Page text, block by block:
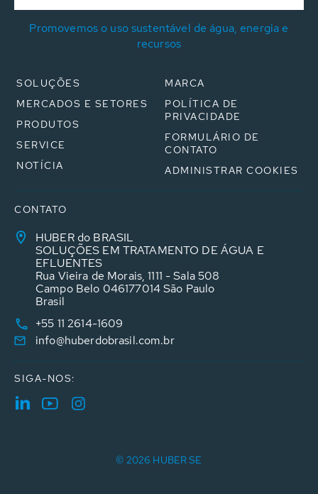
Promovemos o uso sustentável de água, energia e
recursos
SOLUÇÕES
MERCADOS E SETORES
PRODUTOS
SERVICE
NOTÍCIA
MARCA
POLÍTICA DE
PRIVACIDADE
FORMULÁRIO DE
CONTATO
ADMINISTRAR COOKIES
CONTATO
HUBER do BRASIL
SOLUÇÕES EM TRATAMENTO DE ÁGUA E
EFLUENTES
Rua Vieira de Morais, 1111 - Sala 508
Campo Belo 046177014 São Paulo
Brasil
+55 11 2614-1609
info@huberdobrasil.com.br
SIGA-NOS:
© 2026 HUBER SE